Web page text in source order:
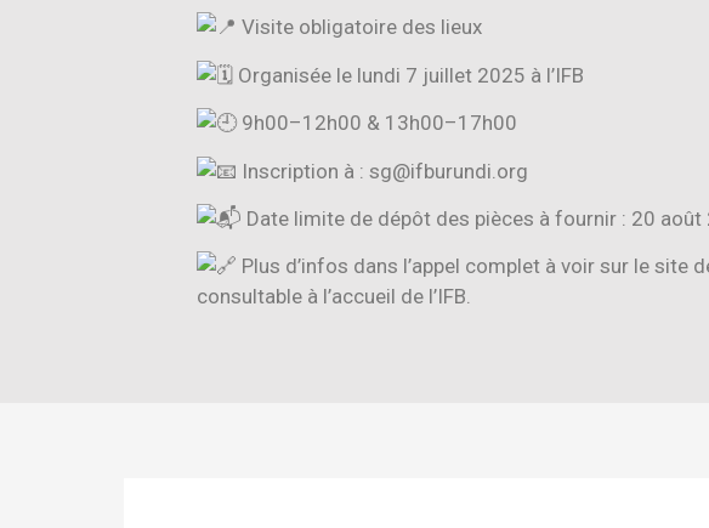
Visite obligatoire des lieux
Organisée le lundi 7 juillet 2025 à l’IFB
9h00–12h00 & 13h00–17h00
Inscription à : sg@ifburundi.org
Date limite de dépôt des pièces à fournir : 20
Plus d’infos dans l’appel complet à voir sur le site
consultable à l’accueil de l’IFB.